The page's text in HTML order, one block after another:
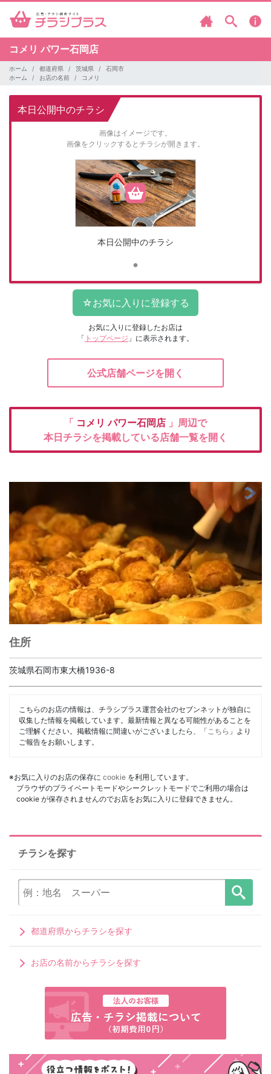
コメリ パワー石岡店
ホーム 都道府県 茨城県
石岡市
ホーム
お店の名前 コメリ
本日公開中のチラシ
画像はイメージです。
画像をクリックするとチラシが開きます。
本日公開中のチラシ
お気に入りに登録したお店は
「 トップページ 」に表示されます。
公式店舗ページを開く
「 コメリパワー石岡店 」周辺で
本日チラシを掲載している店舗一覧を開く
住所
茨城県石岡市東大橋1936-8
こちらのお店の情報は、チラシプラス運営会社のセブンネットが独自に
収集した情報を掲載しています。最新情報と異なる可能性があることを
ご理解ください。掲載情報に間違いがございましたら、「 こちら 」より
ご報告をお願いします。
※お気に入りのお店の保存に cookie を利用しています。
ブラウザのプライベートモードやシークレットモードでご利用の場合は
cookie が保存されませんのでお店をお気に入りに登録できません。
チラシを探す
都道府県からチラシを探す
お店の名前からチラシを探す